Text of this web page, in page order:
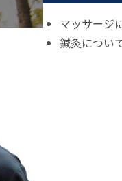
マッサージ
鍼灸につい